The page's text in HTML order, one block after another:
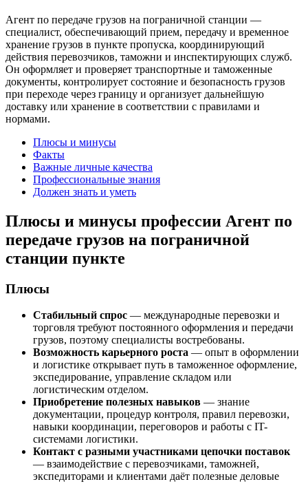
Агент по передаче грузов на пограничной станции —
специалист, обеспечивающий прием, передачу и временное
хранение грузов в пункте пропуска, координирующий
действия перевозчиков, таможни и инспектирующих служб.
Он оформляет и проверяет транспортные и таможенные
документы, контролирует состояние и безопасность грузов
при переходе через границу и организует дальнейшую
доставку или хранение в соответствии с правилами и
нормами.
Плюсы и минусы
Факты
Важные личные качества
Профессиональные знания
Должен знать и уметь
Плюсы и минусы профессии Агент по
передаче грузов на пограничной
станции пункте
Плюсы
Стабильный спрос — международные перевозки и
торговля требуют постоянного оформления и передачи
грузов, поэтому специалисты востребованы.
Возможность карьерного роста — опыт в оформлении
и логистике открывает путь в таможенное оформление,
экспедирование, управление складом или
логистическим отделом.
Приобретение полезных навыков — знание
документации, процедур контроля, правил перевозки,
навыки координации, переговоров и работы с IT-
системами логистики.
Контакт с разными участниками цепочки поставок
— взаимодействие с перевозчиками, таможней,
экспедиторами и клиентами даёт полезные деловые